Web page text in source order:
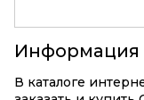
Информация
В каталоге